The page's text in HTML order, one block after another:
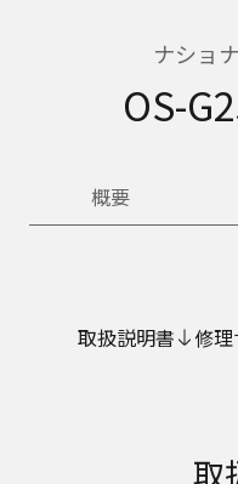
ナショ
OS-
概要
取扱説明書 修
取